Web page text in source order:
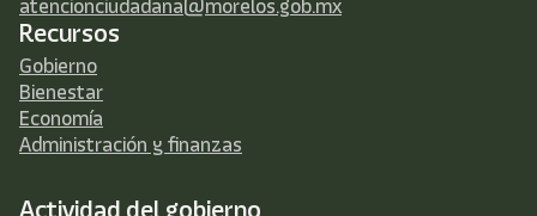
atencionciudadana@morelos.gob.mx
Recursos
Gobierno
Bienestar
Economía
Administración y finanzas